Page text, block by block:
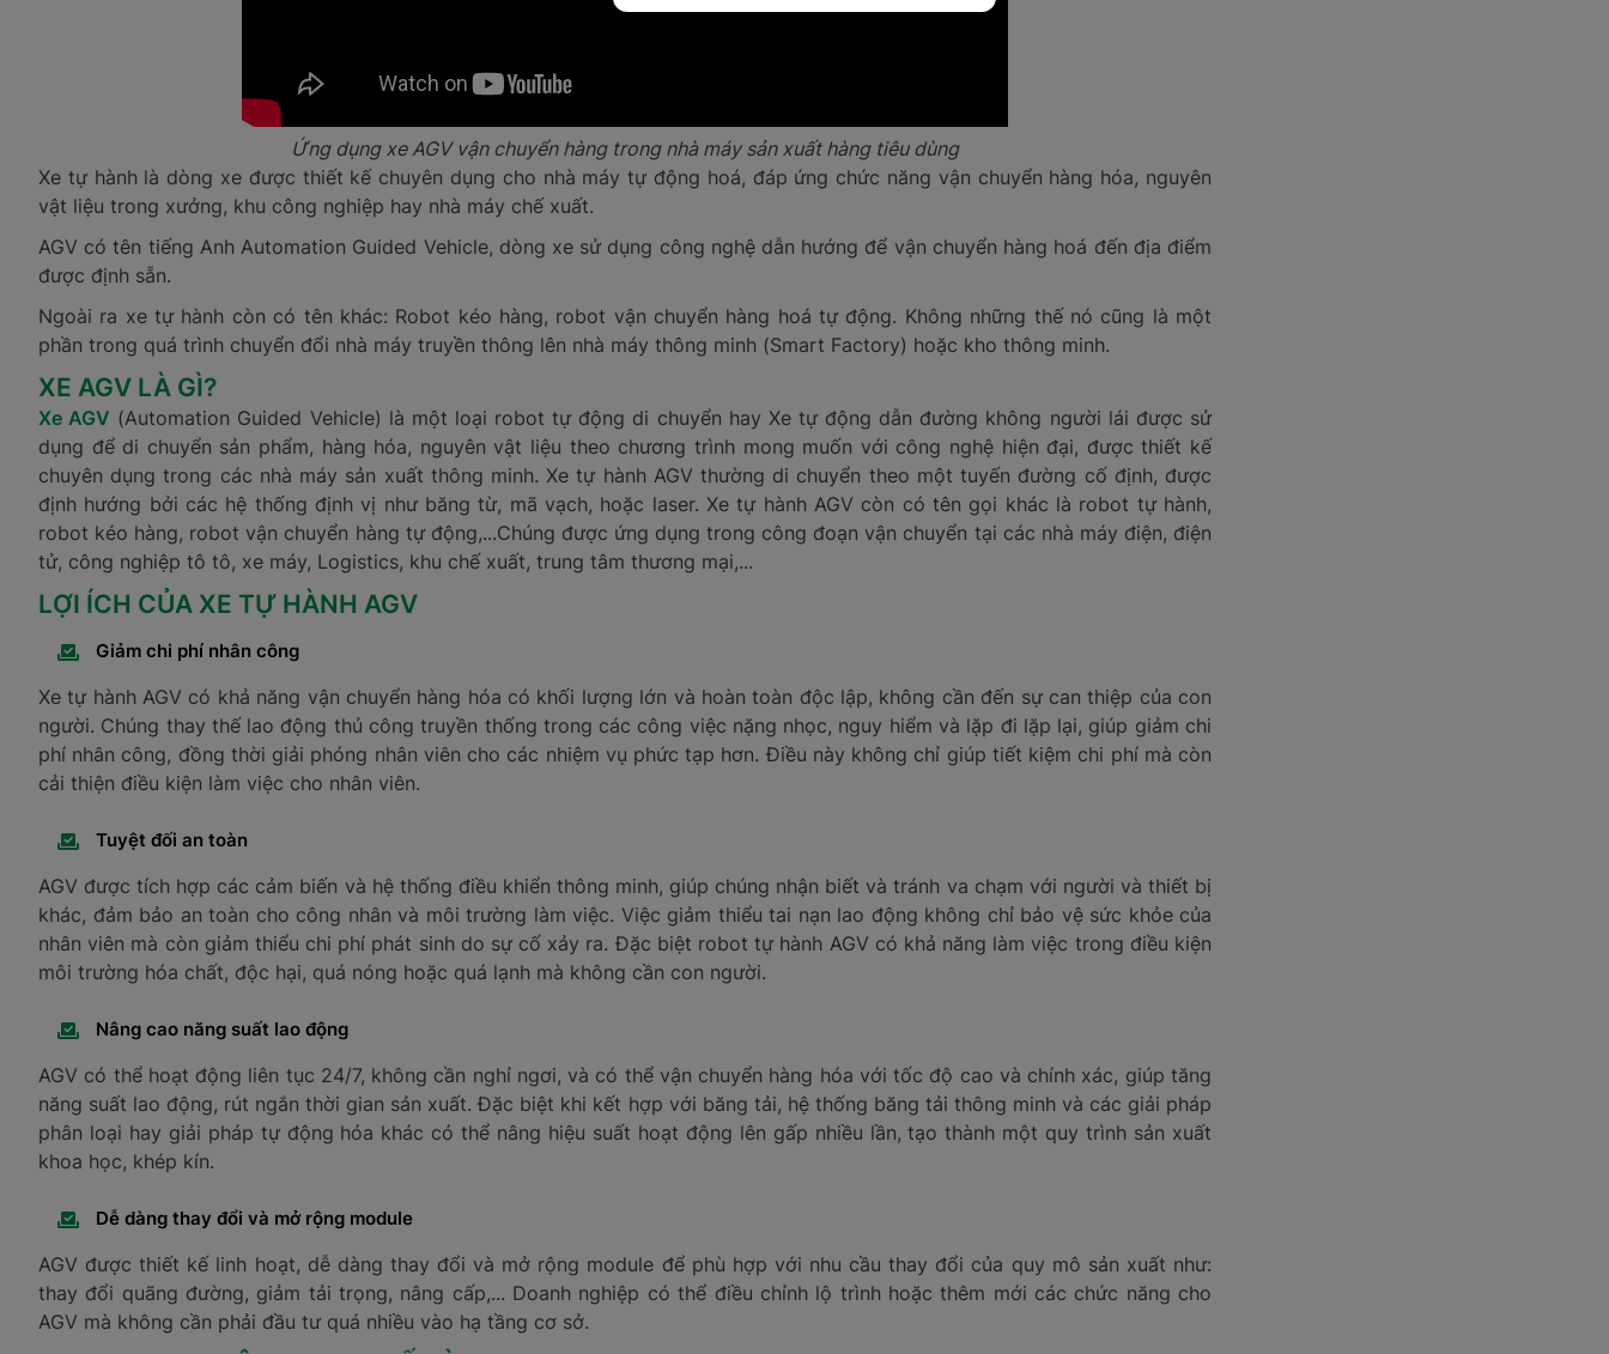
Ứng dụng xe AGV vận chuyển hàng trong nhà máy sản xuất hàng tiêu dùng
Xe tự hành là dòng xe được thiết kế chuyên dụng cho nhà máy tự động hoá, đáp ứng chức năng vận chuyển hàng hóa, nguyên
vật liệu trong xưởng, khu công nghiệp hay nhà máy chế xuất.
AGV có tên tiếng Anh Automation Guided Vehicle, dòng xe sử dụng công nghệ dẫn hướng để vận chuyển hàng hoá đến địa điểm
được định sẵn.
Ngoài ra xe tự hành còn có tên khác: Robot kéo hàng, robot vận chuyển hàng hoá tự động. Không những thế nó cũng là một
phần trong quá trình chuyển đổi nhà máy truyền thông lên nhà máy thông minh (Smart Factory) hoặc kho thông minh.
XE AGV LÀ GÌ?
Xe AGV (Automation Guided Vehicle) là một loại robot tự động di chuyển hay Xe tự động dẫn đường không người lái được sử
dụng để di chuyển sản phẩm, hàng hóa, nguyên vật liệu theo chương trình mong muốn với công nghệ hiện đại, được thiết kế
chuyên dụng trong các nhà máy sản xuất thông minh. Xe tự hành AGV thường di chuyển theo một tuyến đường cố định, được
định hướng bởi các hệ thống định vị như băng từ, mã vạch, hoặc laser. Xe tự hành AGV còn có tên gọi khác là robot tự hành,
robot kéo hàng, robot vận chuyển hàng tự động,...Chúng được ứng dụng trong công đoạn vận chuyển tại các nhà máy điện, điện
tử, công nghiệp tô tô, xe máy, Logistics, khu chế xuất, trung tâm thương mại,...
LỢI ÍCH CỦA XE TỰ HÀNH AGV
Giảm chi phí nhân công
Xe tự hành AGV có khả năng vận chuyển hàng hóa có khối lượng lớn và hoàn toàn độc lập, không cần đến sự can thiệp của con
người. Chúng thay thế lao động thủ công truyền thống trong các công việc nặng nhọc, nguy hiểm và lặp đi lặp lại, giúp giảm chi
phí nhân công, đồng thời giải phóng nhân viên cho các nhiệm vụ phức tạp hơn. Điều này không chỉ giúp tiết kiệm chi phí mà còn
cải thiện điều kiện làm việc cho nhân viên.
Tuyệt đối an toàn
AGV được tích hợp các cảm biến và hệ thống điều khiển thông minh, giúp chúng nhận biết và tránh va chạm với người và thiết bị
khác, đảm bảo an toàn cho công nhân và môi trường làm việc. Việc giảm thiểu tai nạn lao động không chỉ bảo vệ sức khỏe của
nhân viên mà còn giảm thiểu chi phí phát sinh do sự cố xảy ra. Đặc biệt robot tự hành AGV có khả năng làm việc trong điều kiện
môi trường hóa chất, độc hại, quá nóng hoặc quá lạnh mà không cần con người.
Nâng cao năng suất lao động
AGV có thể hoạt động liên tục 24/7, không cần nghỉ ngơi, và có thể vận chuyển hàng hóa với tốc độ cao và chính xác, giúp tăng
năng suất lao động, rút ngắn thời gian sản xuất. Đặc biệt khi kết hợp với băng tải, hệ thống băng tải thông minh và các giải pháp
phân loại hay giải pháp tự động hóa khác có thể nâng hiệu suất hoạt động lên gấp nhiều lần, tạo thành một quy trình sản xuất
khoa học, khép kín.
Dễ dàng thay đổi và mở rộng module
AGV được thiết kế linh hoạt, dễ dàng thay đổi và mở rộng module để phù hợp với nhu cầu thay đổi của quy mô sản xuất như:
thay đổi quãng đường, giảm tải trọng, nâng cấp,... Doanh nghiệp có thể điều chỉnh lộ trình hoặc thêm mới các chức năng cho
AGV mà không cần phải đầu tư quá nhiều vào hạ tầng cơ sở.